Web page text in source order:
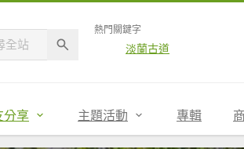
熱門關鍵字
淡蘭古道
分享 主題活動 專輯